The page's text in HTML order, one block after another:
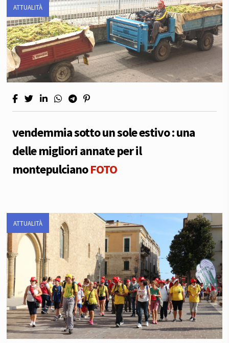
ATTUALITÀ
vendemmia sotto un sole estivo : una
delle migliori annate per il
montepulcianoFOTO
ATTUALITÀ